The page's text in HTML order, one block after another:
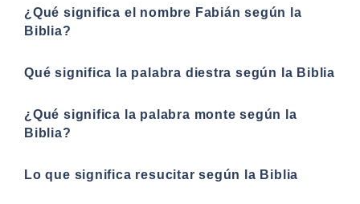
¿Qué significa el nombre Fabián según la
Biblia?
Qué significa la palabra diestra según la Biblia
¿Qué significa la palabra monte según la
Biblia?
Lo que significa resucitar según la Biblia